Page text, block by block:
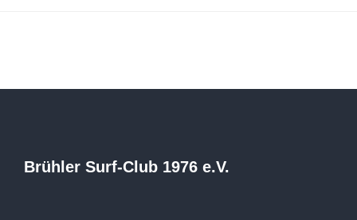
Brühler Surf-Club 1976 e.V.